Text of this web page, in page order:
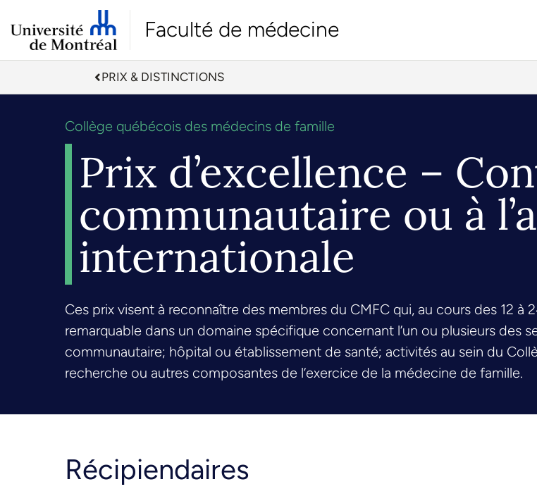
Faculté de médecine
PRIX & DISTINCTIONS
Collège québécois des médecins de famille
Prix d’excellence –
communautaire ou à
internationale
Ces prix visent à reconnaître des membres du CMFC qui, au cours des 12
remarquable dans un domaine spécifique concernant l’un ou plusieurs des
communautaire; hôpital ou établissement de santé; activités au sein du
recherche ou autres composantes de l’exercice de la médecine de famille.
Récipiendaires